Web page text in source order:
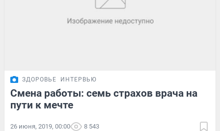
ЗДОРОВЬЕ ИНТЕРВЬЮ
Смена работы: семь страхов врача на
пути к мечте
26 июня, 2019, 00:00 8 543